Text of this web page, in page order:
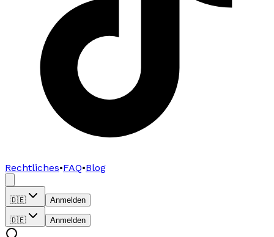
Rechtliches•FAQ•Blog
🇩🇪 Anmelden
🇩🇪 Anmelden